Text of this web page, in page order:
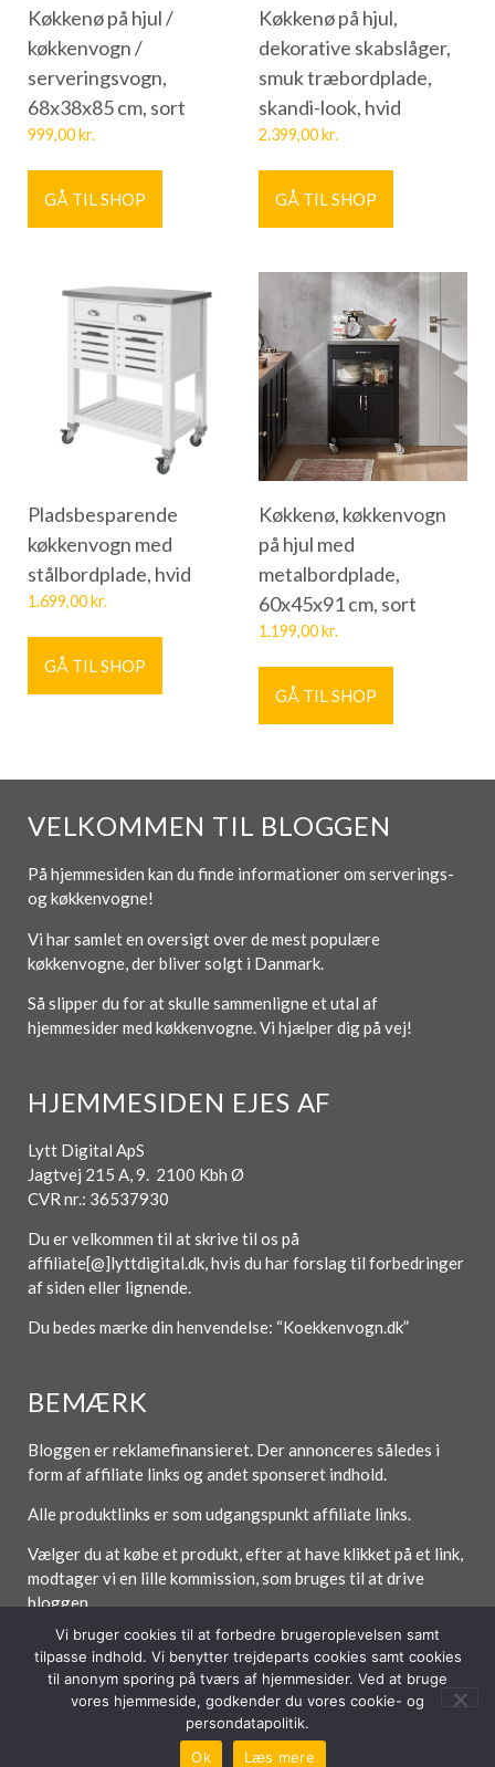
Køkkenø på hjul /
køkkenvogn /
serveringsvogn,
68x38x85 cm, sort
999,00kr.
GÅ TIL SHOP
Køkkenø på hjul,
dekorative skabslåger,
smuk træbordplade,
skandi-look, hvid
2.399,00kr.
GÅ TIL SHOP
Pladsbesparende
køkkenvogn med
stålbordplade, hvid
1.699,00kr.
GÅ TIL SHOP
Køkkenø, køkkenvogn
på hjul med
metalbordplade,
60x45x91 cm, sort
1.199,00kr.
GÅ TIL SHOP
VELKOMMEN TIL BLOGGEN
På hjemmesiden kan du finde informationer om serverings-
og køkkenvogne!
Vi har samlet en oversigt over de mest populære
køkkenvogne, der bliver solgt i Danmark.
Så slipper du for at skulle sammenligne et utal af
hjemmesider med køkkenvogne. Vi hjælper dig på vej!
HJEMMESIDEN EJES AF
Lytt Digital ApS
Jagtvej 215 A, 9. 2100 Kbh Ø
CVR nr.: 36537930
Du er velkommen til at skrive til os på
affiliate[@]lyttdigital.dk, hvis du har forslag til forbedringer
af siden eller lignende.
Du bedes mærke din henvendelse: “Koekkenvogn.dk”
BEMÆRK
Bloggen er reklamefinansieret. Der annonceres således i
form af affiliate links og andet sponseret indhold.
Alle produktlinks er som udgangspunkt affiliate links.
Vælger du at købe et produkt, efter at have klikket på et link,
modtager vi en lille kommission, som bruges til at drive
bloggen.
Forside Om / Kontakt Betingelser
© 2026 Lytt Digital ApS
Vi bruger cookies til at forbedre brugeroplevelsen samt
tilpasse indhold. Vi benytter trejdeparts cookies samt cookies
til anonym sporing på tværs af hjemmesider. Ved at bruge
vores hjemmeside, godkender du vores cookie- og
persondatapolitik.
Ok
Læs mere